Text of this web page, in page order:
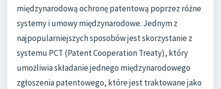
międzynarodową ochronę patentową poprzez różne
systemy i umowy międzynarodowe. Jednym z
najpopularniejszych sposobów jest skorzystanie z
systemu PCT (Patent Cooperation Treaty), który
umożliwia składanie jednego międzynarodowego
zgłoszenia patentowego, które jest traktowane jako